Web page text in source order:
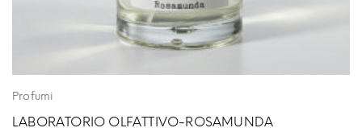
Profumi
LABORATORIO OLFATTIVO-ROSAMUNDA